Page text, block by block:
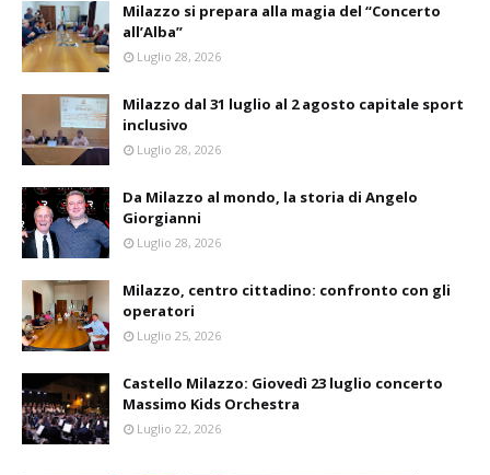
Milazzo si prepara alla magia del “Concerto
all’Alba”
Luglio 28, 2026
Milazzo dal 31 luglio al 2 agosto capitale sport
inclusivo
Luglio 28, 2026
Da Milazzo al mondo, la storia di Angelo
Giorgianni
Luglio 28, 2026
Milazzo, centro cittadino: confronto con gli
operatori
Luglio 25, 2026
Castello Milazzo: Giovedì 23 luglio concerto
Massimo Kids Orchestra
Luglio 22, 2026